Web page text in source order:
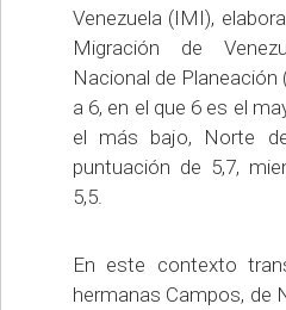
Venezuela (IMI),
Migración de
Nacional de Planeación
a 6, en el que 6 es el
el más bajo, Norte
puntuación de 5,7,
5,5.
En este contexto
hermanas Campos, de